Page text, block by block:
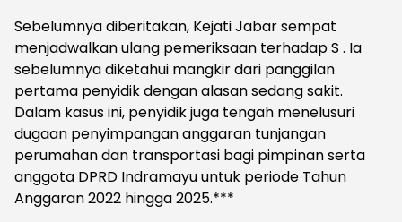
‎Sebelumnya diberitakan, Kejati Jabar sempat
menjadwalkan ulang pemeriksaan terhadap S . Ia
sebelumnya diketahui mangkir dari panggilan
pertama penyidik dengan alasan sedang sakit.
Dalam kasus ini, penyidik juga tengah menelusuri
dugaan penyimpangan anggaran tunjangan
perumahan dan transportasi bagi pimpinan serta
anggota DPRD Indramayu untuk periode Tahun
Anggaran 2022 hingga 2025.***